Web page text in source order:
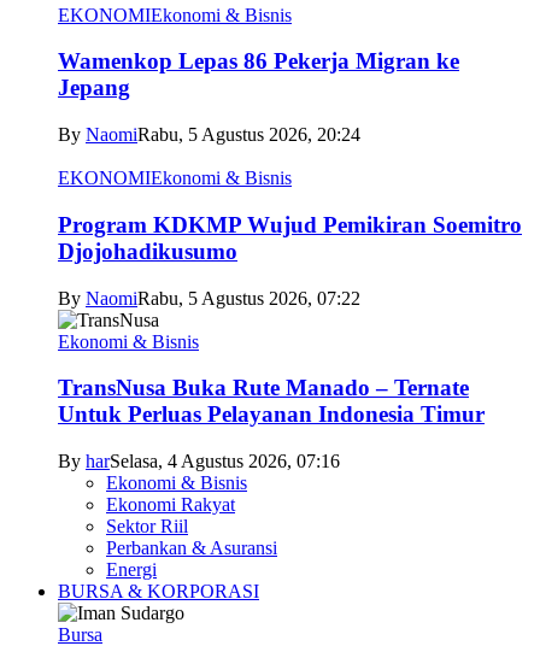
EKONOMIEkonomi & Bisnis
Wamenkop Lepas 86 Pekerja Migran ke
Jepang
By NaomiRabu, 5 Agustus 2026, 20:24
EKONOMIEkonomi & Bisnis
Program KDKMP Wujud Pemikiran Soemitro
Djojohadikusumo
By NaomiRabu, 5 Agustus 2026, 07:22
Ekonomi & Bisnis
TransNusa Buka Rute Manado – Ternate
Untuk Perluas Pelayanan Indonesia Timur
By harSelasa, 4 Agustus 2026, 07:16
Ekonomi & Bisnis
Ekonomi Rakyat
Sektor Riil
Perbankan & Asuransi
Energi
BURSA & KORPORASI
Bursa